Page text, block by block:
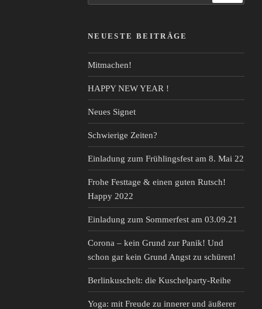
schon
gar
kein
Grund
Angst
zu
schüren!“
NEUESTE BEITRÄGE
Mitmachen!
HAPPY NEW YEAR !
Neues Signet
Schwierige Zeiten?
Einladung zum Frühlingsfest am 8. Mai 22
Frohe Festtage & einen guten Rutsch!
Happy 2022
Einladung zum Sommerfest am 03.09.21
Corona – kein Grund zur Panik! Und
schon gar kein Grund Angst zu schüren!
Berlinkuschelt: die Kuschelparty-Reihe
Yoga: mit Freude zu innerer und äußerer